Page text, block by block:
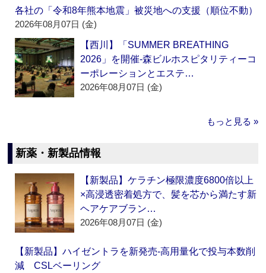
各社の「令和8年熊本地震」被災地への支援（順位不動）
2026年08月07日 (金)
【西川】「SUMMER BREATHING
2026」を開催‐森ビルホスピタリティーコ
ーポレーションとエステ…
2026年08月07日 (金)
もっと見る »
新薬・新製品情報
【新製品】ケラチン極限濃度6800倍以上
×高浸透密着処方で、髪を芯から満たす新
ヘアケアブラン…
2026年08月07日 (金)
【新製品】ハイゼントラを新発売‐高用量化で投与本数削
減 CSLベーリング